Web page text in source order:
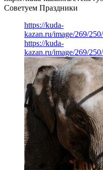
Советуем Праздники
https://kuda-
kazan.ru/image/269/
https://kuda-
kazan.ru/image/269/